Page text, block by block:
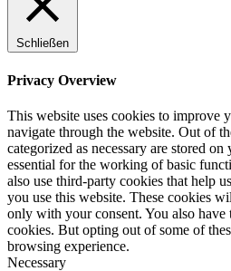
Schließen
Privacy Overview
This website uses cookies to improve
navigate through the website. Out of
categorized as necessary are stored
essential for the working of basic
also use third-party cookies that help
you use this website. These cookies
only with your consent. You also
cookies. But opting out of some of
browsing experience.
Necessary